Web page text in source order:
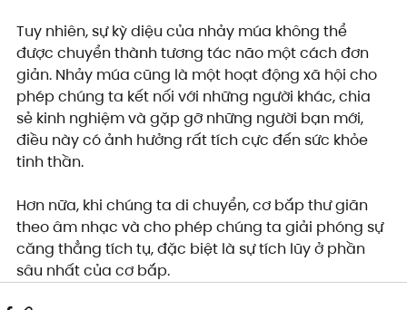
Tuy nhiên, sự kỳ diệu của nhảy múa không thể
được chuyển thành tương tác não một cách đơn
giản. Nhảy múa cũng là một hoạt động xã hội cho
phép chúng ta kết nối với những người khác, chia
sẻ kinh nghiệm và gặp gỡ những người bạn mới,
điều này có ảnh hưởng rất tích cực đến sức khỏe
tinh thần.
Hơn nữa, khi chúng ta di chuyển, cơ bắp thư giãn
theo âm nhạc và cho phép chúng ta giải phóng sự
căng thẳng tích tụ, đặc biệt là sự tích lũy ở phần
sâu nhất của cơ bắp.